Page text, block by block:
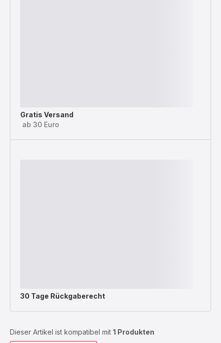
Gratis Versand
ab 30 Euro
30 Tage Rückgaberecht
Dieser Artikel ist kompatibel mit 1 Produkten